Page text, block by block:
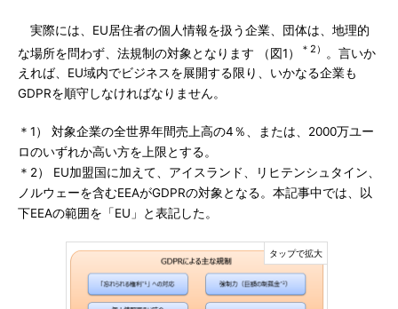
実際には、EU居住者の個人情報を扱う企業、団体は、地理的
な場所を問わず、法規制の対象となります （図1）
＊2）
。言いか
えれば、EU域内でビジネスを展開する限り、いかなる企業も
GDPRを順守しなければなりません。
＊1） 対象企業の全世界年間売上高の4％、または、2000万ユー
ロのいずれか高い方を上限とする。
＊2） EU加盟国に加えて、アイスランド、リヒテンシュタイン、
ノルウェーを含むEEAがGDPRの対象となる。本記事中では、以
下EEAの範囲を「EU」と表記した。